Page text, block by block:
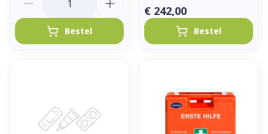
Bestel
€ 242,00
Bestel